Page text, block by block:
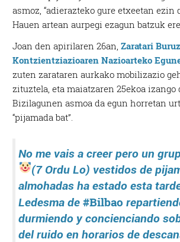
asmoz, “adierazteko gure etxeetan ezin
Hauen artean aurpegi ezagun batzuk
Joan den apirilaren 26an,Zaratari
Kontzientziazioaren Nazioarteko
zuten zarataren aurkako mobilizazio
zituztela, eta maiatzaren 25ekoa izango
Bizilagunen asmoa da egun horretan
“pijamada bat”.
No me vais a creer pero un
(7 Ordu Lo) vestidos de
almohadas ha estado esta
Ledesma de#Bilbao
durmiendo y concienciando
del ruido en horarios de